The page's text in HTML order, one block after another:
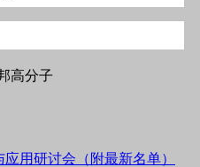
高分子
用研讨会（附最新名单）